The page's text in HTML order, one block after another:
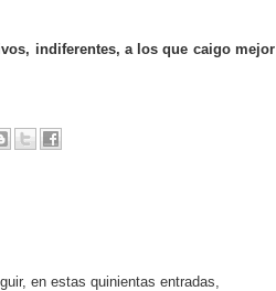
indiferentes, a los que caigo mejor
en estas quinientas entradas,